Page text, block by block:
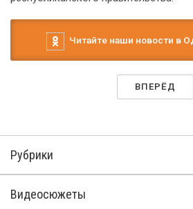
Читайте наши новости в
ВПЕРЁД
Рубрики
Видеосюжеты